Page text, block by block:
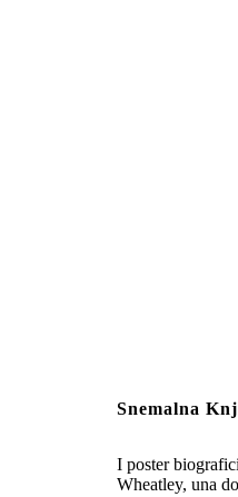
Snemalna
I poster
Wheatley, una